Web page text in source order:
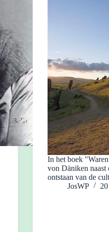
In het boek
von Däniken
ontstaan van de
JosWP